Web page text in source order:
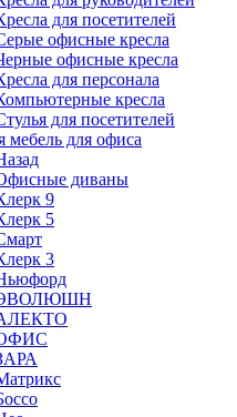
для посетителей
офисные кресла
офисные кресла
для персонала
кресла
для посетителей
мебель для офиса
диваны
9
5
3